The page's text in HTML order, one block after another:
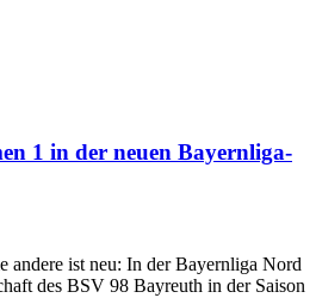
1 in der neuen Bayernliga-
andere ist neu: In der Bayernliga Nord
des BSV 98 Bayreuth in der Saison